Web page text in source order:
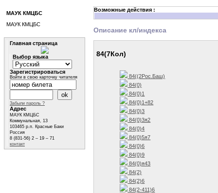
Возможные действия :
Описание кл/индекса
84(7Кол)
84((2Рос.Баш)
84(0)
84(0)1
84(0)1+82
84(0)3
84(0)3я2
84(0)4
84(0)5я7
84(0)6
84(0)9
84(0)я43
84(2)
84(2)6
84(2-411)6
МАУК КМЦБС
МАУК КМЦБС
Главная страница
Выбор языка
Зарегистрироваться
Войти в свою карточку читателя
Забыли пароль ?
Адрес
МАУК КМЦБС
Коммунальная, 13
103465 р.п. Красные Баки
Россия
8 (831-56) 2 – 19 – 71
контакт